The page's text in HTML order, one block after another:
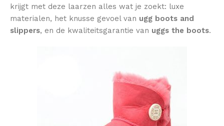
krijgt met deze laarzen alles wat je zoekt: luxe
materialen, het knusse gevoel van ugg boots and
slippers, en de kwaliteitsgarantie van uggs the boots.